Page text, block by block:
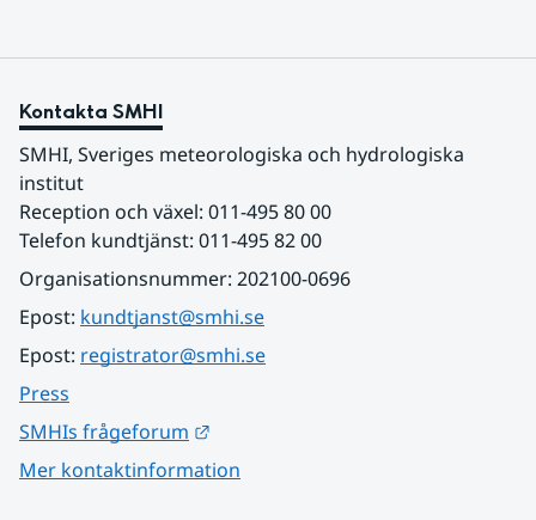
Kontakta SMHI
SMHI, Sveriges meteorologiska och hydrologiska
institut
Reception och växel: 011-495 80 00
Telefon kundtjänst: 011-495 82 00
Organisationsnummer: 202100-0696
Epost: kundtjanst@smhi.se
Epost: registrator@smhi.se
Press
SMHIs frågeforum
Mer kontaktinformation